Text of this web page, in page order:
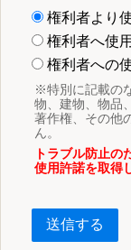
権利者より
権利者へ使
権利者への
※特別に記載の
物、建物、物品
著作権、その他
ん。
トラブル防止の
使用許諾を取得
送信する